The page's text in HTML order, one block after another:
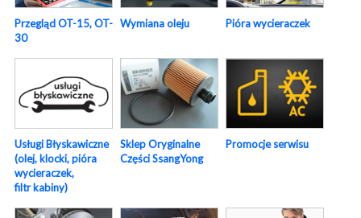
Przegląd OT-15, OT-
30
Wymiana oleju Pióra wycieraczek
Usługi Błyskawiczne
(olej, klocki, pióra
wycieraczek,
filtr kabiny)
Sklep Oryginalne
Części SsangYong
Promocje serwisu